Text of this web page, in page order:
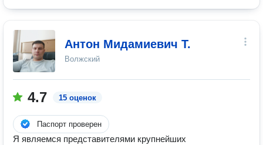
Антон Мидамиевич Т.
Волжский
4.7 15 оценок
Паспорт проверен
Я являемся представителями крупнейших